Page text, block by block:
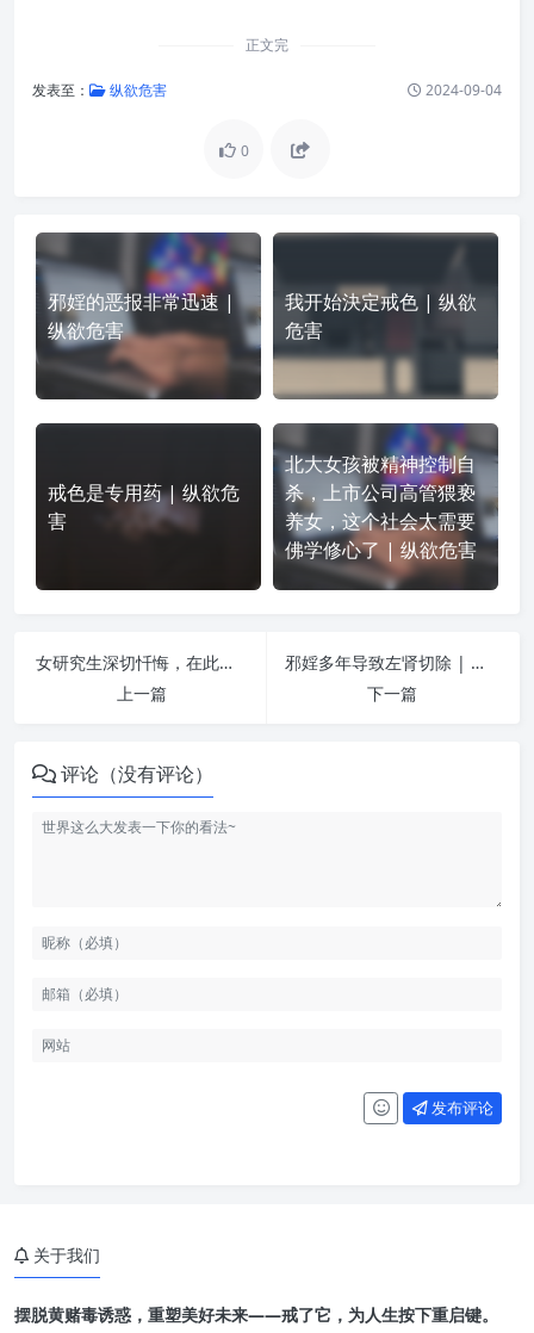
正文完
发表至： 纵欲危害 2024-09-04
0
邪婬的恶报非常迅速 |
纵欲危害
我开始決定戒色 | 纵欲
危害
戒色是专用药 | 纵欲危
害
北大女孩被精神控制自
杀，上市公司高管猥亵
养女，这个社会太需要
佛学修心了 | 纵欲危害
女研究生深切忏悔，在此发愿戒除邪婬！ | 纵欲危害
上一篇
邪婬多年导致左肾切除 | 纵欲危害
下一篇
评论（没有评论）
发布评论
关于我们
摆脱黄赌毒诱惑，重塑美好未来——戒了它，为人生按下重启键。